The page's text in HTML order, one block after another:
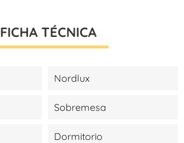
FICHA TÉCNICA
Nordlux
Sobremesa
Dormitorio